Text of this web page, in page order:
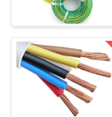
FABRIK
TOUR
PVC-